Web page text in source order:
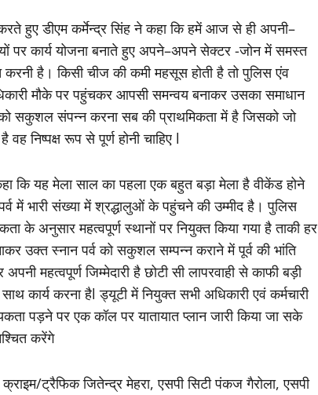
हुए डीएम कर्मेन्द्र सिंह ने कहा कि हमें आज से ही अपनी–
पर कार्य योजना बनाते हुए अपने–अपने सेक्टर -जोन में समस्त
करनी है। किसी चीज की कमी महसूस होती है तो पुलिस एंव
मौके पर पहुंचकर आपसी समन्वय बनाकर उसका समाधान
सकुशल संपन्न करना सब की प्राथमिकता में है जिसको जो
वह निष्पक्ष रूप से पूर्ण होनी चाहिए l
कि यह मेला साल का पहला एक बहुत बड़ा मेला है वीकेंड होने
में भारी संख्या में श्रद्धालुओं के पहुंचने की उम्मीद है। पुलिस
के अनुसार महत्वपूर्ण स्थानों पर नियुक्त किया गया है ताकी हर
उक्त स्नान पर्व को सकुशल सम्पन्न कराने में पूर्व की भांति
महत्वपूर्ण जिम्मेदारी है छोटी सी लापरवाही से काफी बड़ी
कार्य करना हैl ड्यूटी में नियुक्त सभी अधिकारी एवं कर्मचारी
पड़ने पर एक कॉल पर यातायात प्लान जारी किया जा सके
करेंगे
क्राइम/ट्रैफिक जितेन्द्र मेहरा, एसपी सिटी पंकज गैरोला, एसपी